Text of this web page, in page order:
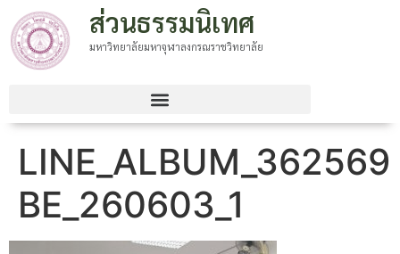
ส่วนธรรมนิเทศ
มหาวิทยาลัยมหาจุฬาลงกรณราชวิทยาลัย
LINE_ALBUM_362569
BE_260603_1